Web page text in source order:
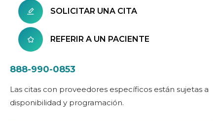
SOLICITAR UNA CITA
REFERIR A UN PACIENTE
888-990-0853
Las citas con proveedores específicos están sujetas a
disponibilidad y programación.